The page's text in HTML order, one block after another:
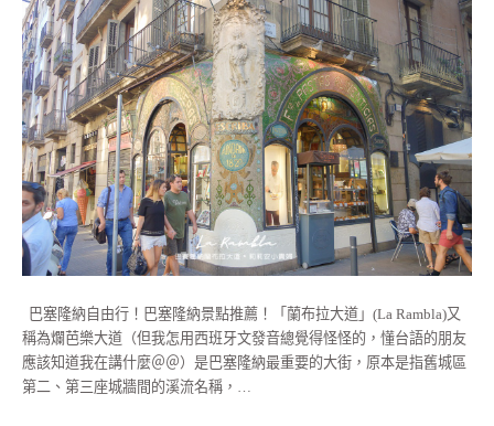
巴塞隆納自由行！巴塞隆納景點推薦！「蘭布拉大道」(La Rambla)又
稱為爛芭樂大道（但我怎用西班牙文發音總覺得怪怪的，懂台語的朋友
應該知道我在講什麼＠＠）是巴塞隆納最重要的大街，原本是指舊城區
第二、第三座城牆間的溪流名稱，…